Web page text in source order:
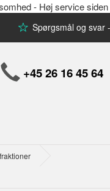
- Høj service siden
Spørgsmål og svar
+45 26 16 45 64